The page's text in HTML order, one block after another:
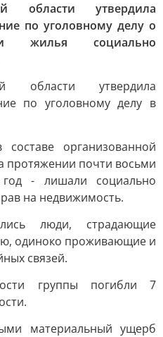
области утвердила
по уголовному делу о
жилья социально
области утвердила
по уголовному делу в
организованной
протяжении почти восьми
- лишали социально
на недвижимость.
люди, страдающие
одиноко проживающие и
связей.
группы погибли 7
материальный ущерб